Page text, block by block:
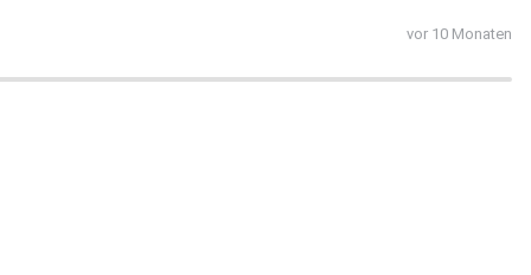
vor 10 Monaten